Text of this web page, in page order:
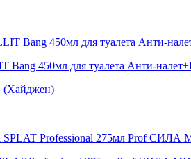
450мл для туалета Анти-
(Хайджен)